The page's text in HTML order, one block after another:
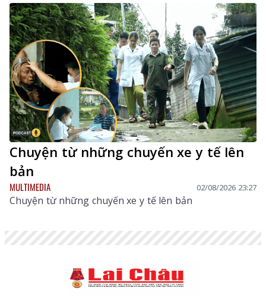
bảo vệ đàn gia cầm, sức khỏe cộng đồng và ổn định
sản xuất chăn nuôi. Hướng dẫn tập trung vào các nội
dung chính gồm: đặc điểm dịch tễ của bệnh, dấu hiệu
nhận biết, các biện pháp phòng bệnh, tiêm phòng vắc
xin, giám sát, xử lý ổ dịch và trách nhiệm của chính
quyền, người chăn nuôi, người tiêu dùng trong công
tác phòng, chống dịch.
Chuyện từ những chuyến xe y tế lên
bản
MULTIMEDIA 02/08/2026 23:27
Chuyện từ những chuyến xe y tế lên bản